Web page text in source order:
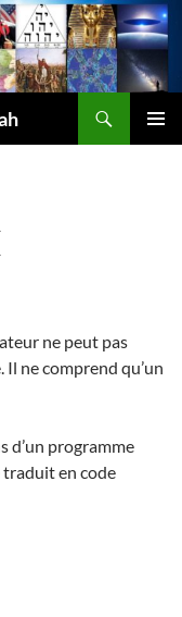
ne peut pas
ne comprend qu’un
d’un programme
en code